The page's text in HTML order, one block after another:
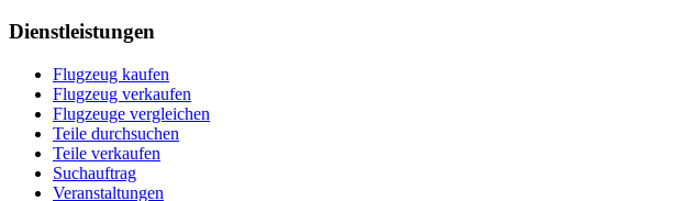
Dienstleistungen
Flugzeug kaufen
Flugzeug verkaufen
Flugzeuge vergleichen
Teile durchsuchen
Teile verkaufen
Suchauftrag
Veranstaltungen